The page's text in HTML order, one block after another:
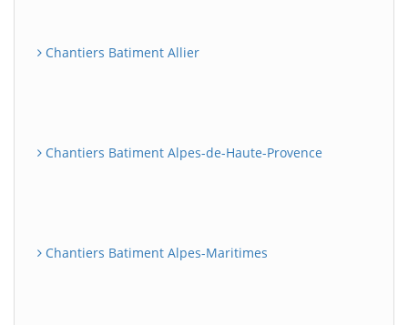
Chantiers Batiment Allier
Chantiers Batiment Alpes-de-Haute-Provence
Chantiers Batiment Alpes-Maritimes